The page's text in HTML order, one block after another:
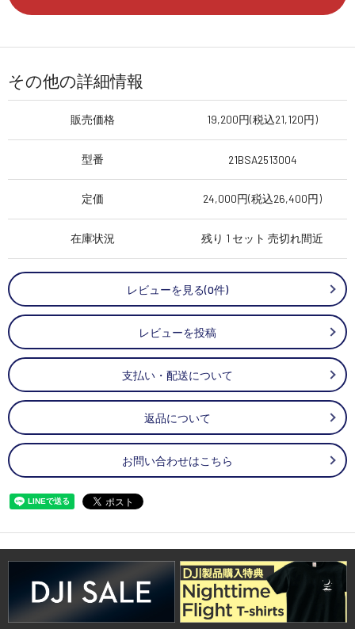
その他の詳細情報
販売価格 19,200円(税込21,120円)
型番 21BSA2513004
定価 24,000円(税込26,400円)
在庫状況 残り 1 セット 売切れ間近
レビューを見る(0件)
レビューを投稿
支払い・配送について
返品について
お問い合わせはこちら